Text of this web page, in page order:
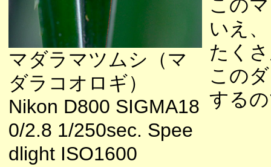
マダラマツムシ（マ
ダラコオロギ）
Nikon D800 SIGMA18
0/2.8 1/250sec. Spee
dlight ISO1600
この
いえ
たく
この
する